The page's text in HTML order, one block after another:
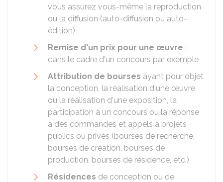
vous assurez vous-même la reproduction
ou la diffusion (auto-diffusion ou auto-
édition)
Remise d'un prix pour une œuvre :
dans le cadre d'un concours par exemple
Attribution de bourses ayant pour objet
la conception, la réalisation d'une œuvre
ou la réalisation d'une exposition, la
participation à un concours ou la réponse
à des commandes et appels à projets
publics ou privés (bourses de recherche,
bourses de création, bourses de
production, bourses de résidence, etc.)
Résidences de conception ou de